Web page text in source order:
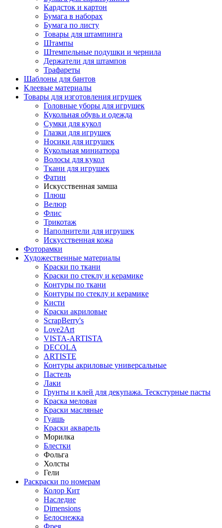
Кардсток и картон
Бумага в наборах
Бумага по листу
Товары для штампинга
Штампы
Штемпельные подушки и чернила
Держатели для штампов
Трафареты
Шаблоны для бантов
Клеевые материалы
Товары для изготовления игрушек
Головные уборы для игрушек
Кукольная обувь и одежда
Сумки для кукол
Глазки для игрушек
Носики для игрушек
Кукольная миниатюра
Волосы для кукол
Ткани для игрушек
Фатин
Искусственная замша
Плюш
Велюр
Флис
Трикотаж
Наполнители для игрушек
Искусственная кожа
Фоторамки
Художественные материалы
Краски по ткани
Краски по стеклу и керамике
Контуры по ткани
Контуры по стеклу и керамике
Кисти
Краски акриловые
ScrapBerry's
Love2Art
VISTA-ARTISTA
DECOLA
ARTISTE
Контуры акриловые универсальные
Пастель
Лаки
Грунты и клей для декупажа. Тескстурные пасты
Краска меловая
Краски масляные
Гуашь
Краски акварель
Морилка
Блестки
Фольга
Холсты
Гели
Раскраски по номерам
Колор Кит
Наследие
Dimensions
Белоснежка
Фрея